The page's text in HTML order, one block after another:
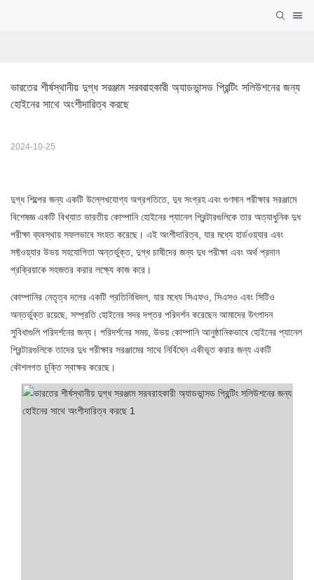
ভারতের শীর্ষস্থানীয় দুগ্ধ সরঞ্জাম সরবরাহকারী অ্যাডভান্সড প্রিন্টিং সলিউশনের জন্য
হোইনের সাথে অংশীদারিত্ব করছে
2024-10-25
দুগ্ধ শিল্পের জন্য একটি উল্লেখযোগ্য অগ্রগতিতে, দুধ সংগ্রহ এবং গুণমান পরীক্ষার সরঞ্জামে
বিশেষজ্ঞ একটি বিখ্যাত ভারতীয় কোম্পানি হোইনের প্যানেল প্রিন্টারগুলিকে তার অত্যাধুনিক দুধ
পরীক্ষা ব্যবস্থায় সফলভাবে সংহত করেছে। এই অংশীদারিত্ব, যার মধ্যে হার্ডওয়্যার এবং
সফ্টওয়্যার উভয় সহযোগিতা অন্তর্ভুক্ত, দুগ্ধ চাষীদের জন্য দুধ পরীক্ষা এবং অর্থ প্রদান
প্রক্রিয়াকে সহজতর করার লক্ষ্যে কাজ করে।
কোম্পানির নেতৃত্ব দলের একটি প্রতিনিধিদল, যার মধ্যে সিএফও, সিএসও এবং সিটিও
অন্তর্ভুক্ত রয়েছে, সম্প্রতি হোইনের সদর দপ্তর পরিদর্শন করেছেন আমাদের উৎপাদন
সুবিধাগুলি পরিদর্শনের জন্য। পরিদর্শনের সময়, উভয় কোম্পানি আনুষ্ঠানিকভাবে হোইনের প্যানেল
প্রিন্টারগুলিকে তাদের দুধ পরীক্ষার সরঞ্জামের সাথে নির্বিঘ্নে একীভূত করার জন্য একটি
কৌশলগত চুক্তি স্বাক্ষর করেছে।